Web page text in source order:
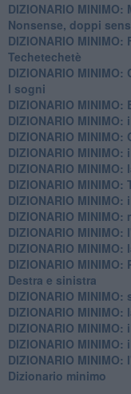
​DIZIONARIO MINIMO:
Nonsense, doppi
DIZIONARIO MINIMO:
Techetechetè
DIZIONARIO
I sogni
DIZIONARIO MINIMO:
DIZIONARIO MINIMO:
DIZIONARIO MINIMO:
DIZIONARIO MINIMO:
DIZIONARIO MINIMO:
DIZIONARIO MINIMO:
DIZIONARIO MINIMO:
DIZIONARIO
DIZIONARIO
DIZIONARIO
DIZIONARIO
Destra e sinistra
DIZIONARIO
DIZIONARIO
DIZIONARIO
DIZIONARIO
DIZIONARIO
Dizionario minimo